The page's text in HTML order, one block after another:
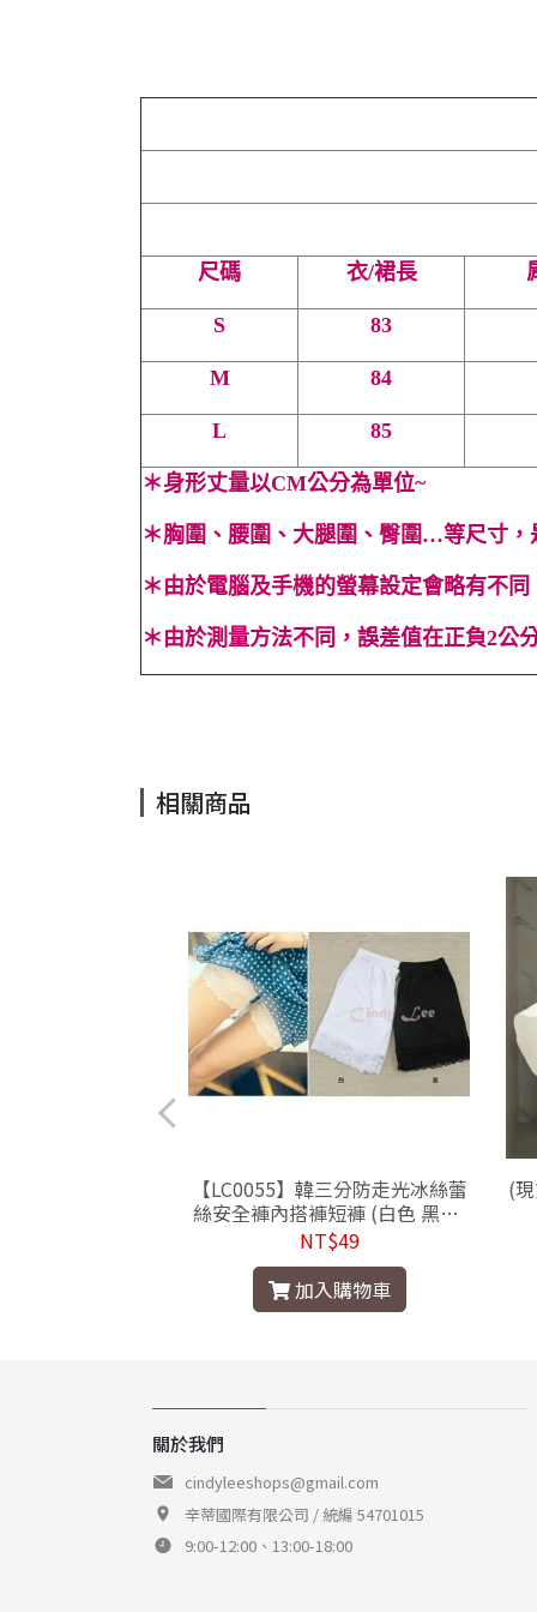
尺碼 衣/裙長
S 83
M 84
L 85
＊身形丈量以CM公分為單位~
＊胸圍、腰圍、大腿圍、臀圍…等尺寸，
＊ 由於電腦及手機的螢幕設定會略有不
＊ 由於測量方法不同，誤差值在正負2公
相關商品
【LC0055】韓三分防走光冰絲蕾
絲安全褲內搭褲短褲 (白色 黑色-
現貨/預購)
NT$49
加入購物車
(
關於我們
cindyleeshops@gmail.com
辛蒂國際有限公司 / 統編 54701015
9:00-12:00、13:00-18:00